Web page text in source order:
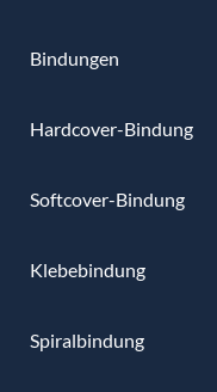
Bindungen
Hardcover-Bindung
Softcover-Bindung
Klebebindung
Spiralbindung